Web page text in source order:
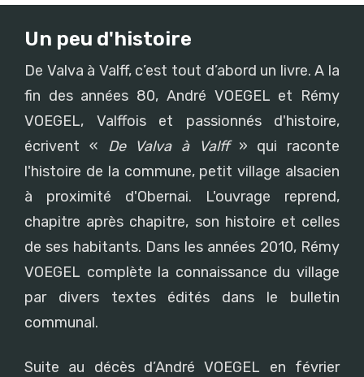
Un peu d'histoire
De Valva à Valff, c’est tout d’abord un livre. A la
fin des années 80, André VOEGEL et Rémy
VOEGEL, Valffois et passionnés d'histoire,
écrivent « De Valva à Valff» qui raconte
l'histoire de la commune, petit village alsacien
à proximité d'Obernai. L'ouvrage reprend,
chapitre après chapitre, son histoire et celles
de ses habitants. Dans les années 2010, Rémy
VOEGEL complète la connaissance du village
par divers textes édités dans le bulletin
communal.
Suite au décès d’André VOEGEL en février